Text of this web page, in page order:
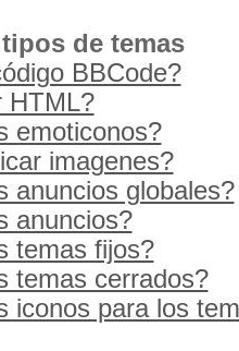
de temas
BBCode?
HTML?
emoticonos?
imagenes?
anuncios globales?
anuncios?
temas fijos?
temas cerrados?
iconos para los